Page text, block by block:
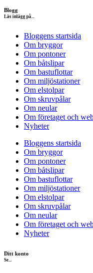
Blogg
Läs inlägg på...
Bloggens startsida
Om bryggor
Om pontoner
Om båtslipar
Om bastuflottar
Om miljöstationer
Om elstolpar
Om skruvpålar
Om neular
Om företaget och
Nyheter
Bloggens startsida
Om bryggor
Om pontoner
Om båtslipar
Om bastuflottar
Om miljöstationer
Om elstolpar
Om skruvpålar
Om neular
Om företaget och
Nyheter
Ditt konto
Se...